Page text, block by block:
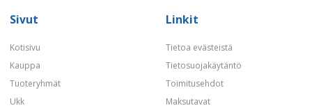
Sivut
Kotisivu
Kauppa
Tuoteryhmät
Ukk
Linkit
Tietoa evästeistä
Tietosuojakäytäntö
Toimitusehdot
Maksutavat